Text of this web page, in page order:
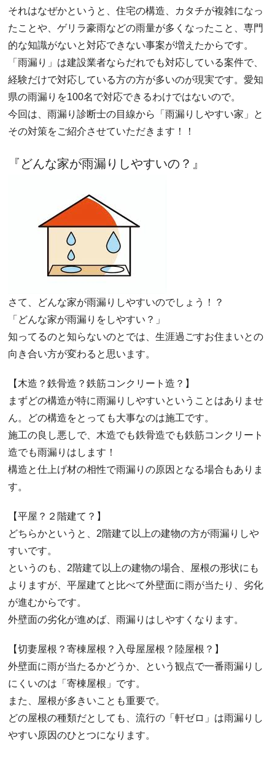
それはなぜかというと、住宅の構造、カタチが複雑になっ
たことや、ゲリラ豪雨などの雨量が多くなったこと、専門
的な知識がないと対応できない事案が増えたからです。
「雨漏り」は建設業者ならだれでも対応している案件で、
経験だけで対応している方の方が多いのが現実です。愛知
県の雨漏りを100名で対応できるわけではないので。
今回は、雨漏り診断士の目線から「雨漏りしやすい家」と
その対策をご紹介させていただきます！！
『どんな家が雨漏りしやすいの？』
さて、どんな家が雨漏りしやすいのでしょう！？
「どんな家が雨漏りをしやすい？」
知ってるのと知らないのとでは、生涯過ごすお住まいとの
向き合い方が変わると思います。
【木造？鉄骨造？鉄筋コンクリート造？】
まずどの構造が特に雨漏りしやすいということはありませ
ん。どの構造をとっても大事なのは施工です。
施工の良し悪しで、木造でも鉄骨造でも鉄筋コンクリート
造でも雨漏りはします！
構造と仕上げ材の相性で雨漏りの原因となる場合もありま
す。
【平屋？２階建て？】
どちらかというと、2階建て以上の建物の方が雨漏りしや
すいです。
というのも、2階建て以上の建物の場合、屋根の形状にも
よりますが、平屋建てと比べて外壁面に雨が当たり、劣化
が進むからです。
外壁面の劣化が進めば、雨漏りはしやすくなります。
【切妻屋根？寄棟屋根？入母屋屋根？陸屋根？】
外壁面に雨が当たるかどうか、という観点で一番雨漏りし
にくいのは「寄棟屋根」です。
また、屋根が多きいことも重要で。
どの屋根の種類だとしても、流行の「軒ゼロ」は雨漏りし
やすい原因のひとつになります。